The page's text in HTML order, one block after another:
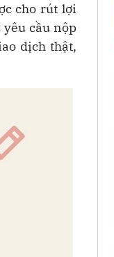
cho rút lợi
cầu nộp
dịch thật,